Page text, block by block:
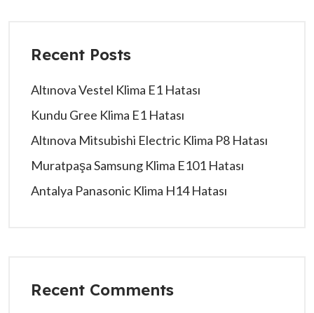
Recent Posts
Altınova Vestel Klima E1 Hatası
Kundu Gree Klima E1 Hatası
Altınova Mitsubishi Electric Klima P8 Hatası
Muratpaşa Samsung Klima E101 Hatası
Antalya Panasonic Klima H14 Hatası
Recent Comments